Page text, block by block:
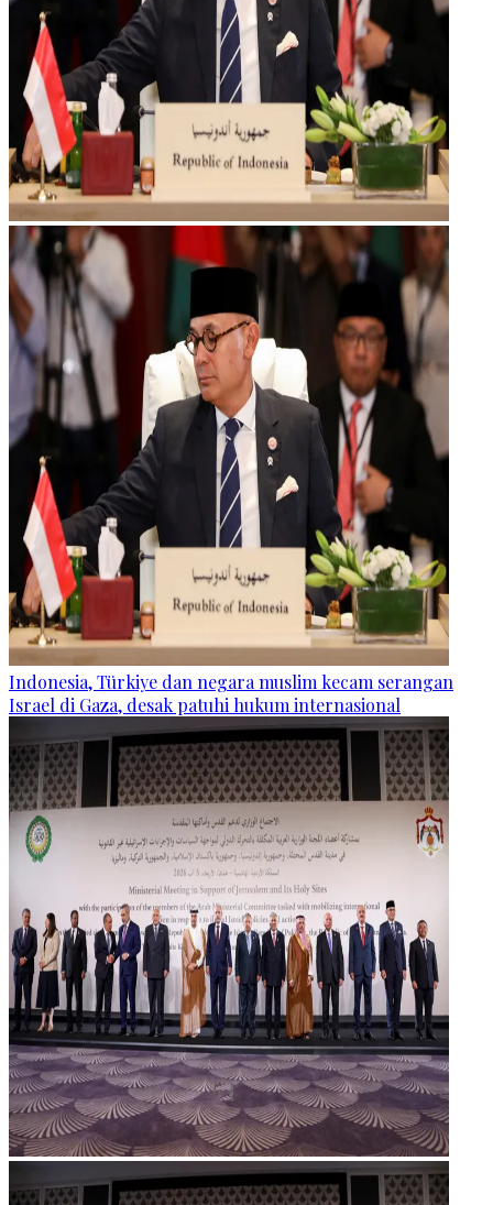
Indonesia, Türkiye dan negara muslim kecam serangan
Israel di Gaza, desak patuhi hukum internasional